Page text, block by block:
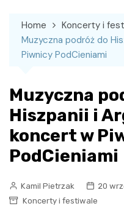
Home
Koncerty i
Muzyczna podróż do
Piwnicy PodCieniami
Muzyczna
Hiszpanii i
koncert w
PodCieniami
Kamil Pietrzak
20
Koncerty i festiwale